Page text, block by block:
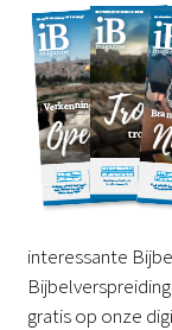
interessante
gratis op onze